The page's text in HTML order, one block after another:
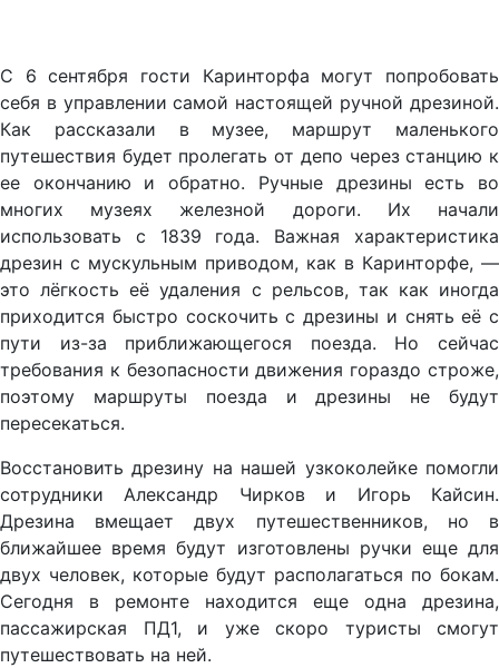
С 6 сентября гости Каринторфа могут попробовать
себя в управлении самой настоящей ручной дрезиной.
Как рассказали в музее, маршрут маленького
путешествия будет пролегать от депо через станцию к
ее окончанию и обратно. Ручные дрезины есть во
многих музеях железной дороги. Их начали
использовать с 1839 года. Важная характеристика
дрезин с мускульным приводом, как в Каринторфе, —
это лёгкость её удаления с рельсов, так как иногда
приходится быстро соскочить с дрезины и снять её с
пути из-за приближающегося поезда. Но сейчас
требования к безопасности движения гораздо строже,
поэтому маршруты поезда и дрезины не будут
пересекаться.
Восстановить дрезину на нашей узкоколейке помогли
сотрудники Александр Чирков и Игорь Кайсин.
Дрезина вмещает двух путешественников, но в
ближайшее время будут изготовлены ручки еще для
двух человек, которые будут располагаться по бокам.
Сегодня в ремонте находится еще одна дрезина,
пассажирская ПД1, и уже скоро туристы смогут
путешествовать на ней.